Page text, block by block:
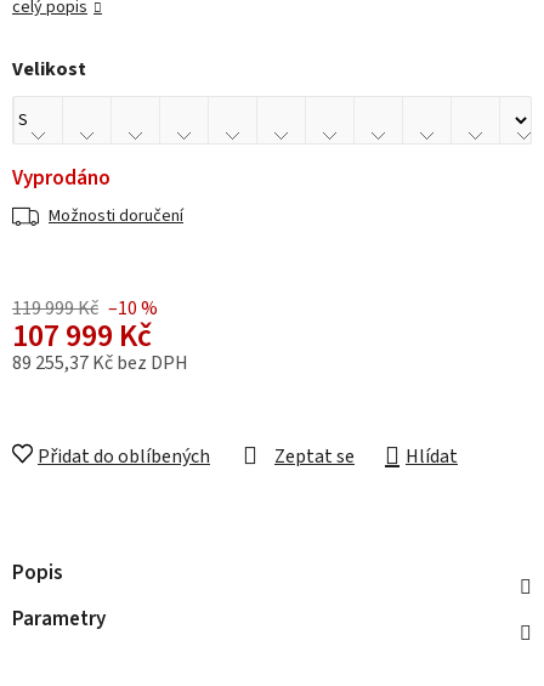
celý popis
Velikost
Vyprodáno
Možnosti doručení
119 999 Kč –10 %
107 999 Kč
89 255,37 Kč bez DPH
Zeptat se Hlídat
Přidat do oblíbených
Popis
Parametry